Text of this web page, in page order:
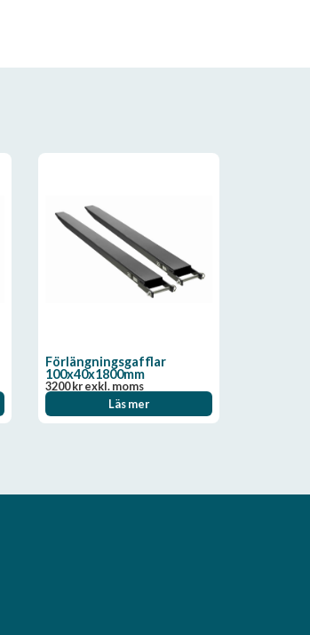
Förlängningsgafflar
100x40x1800mm
3200krexkl. moms
Läs mer